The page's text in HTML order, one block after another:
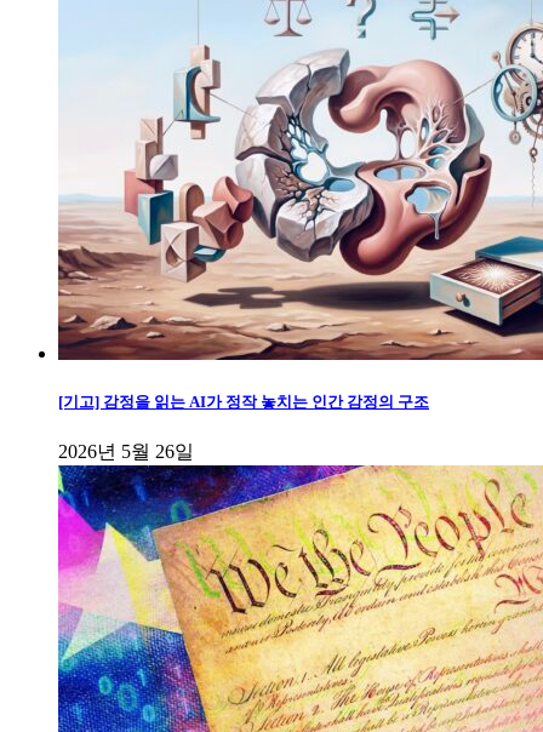
[기고] 감정을 읽는 AI가 정작 놓치는 인간 감정의 구조
2026년 5월 26일